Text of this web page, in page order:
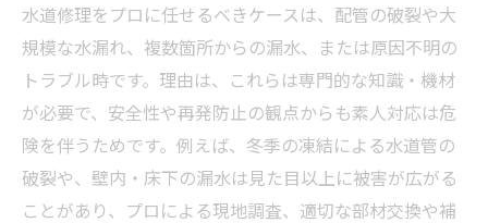
水道修理をプロに任せるべきケースは、配管の破裂や大
規模な水漏れ、複数箇所からの漏水、または原因不明の
トラブル時です。理由は、これらは専門的な知識・機材
が必要で、安全性や再発防止の観点からも素人対応は危
険を伴うためです。例えば、冬季の凍結による水道管の
破裂や、壁内・床下の漏水は見た目以上に被害が広がる
ことがあり、プロによる現地調査、適切な部材交換や補